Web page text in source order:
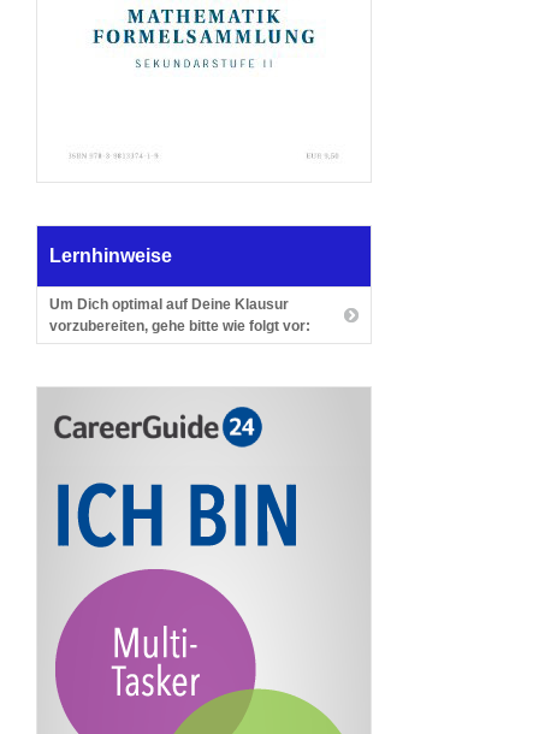
Lernhinweise
Um Dich optimal auf Deine Klausur
vorzubereiten, gehe bitte wie folgt vor: